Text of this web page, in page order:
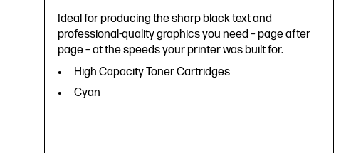
Ideal for producing the sharp black text and
professional-quality graphics you need – page after
page – at the speeds your printer was built for.
High Capacity Toner Cartridges
Cyan